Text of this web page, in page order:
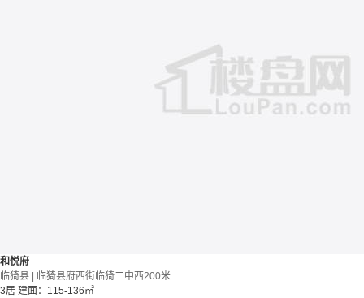
和悦府
临猗县 | 临猗县府西街临猗二中西200米
3居 建面：115-136㎡